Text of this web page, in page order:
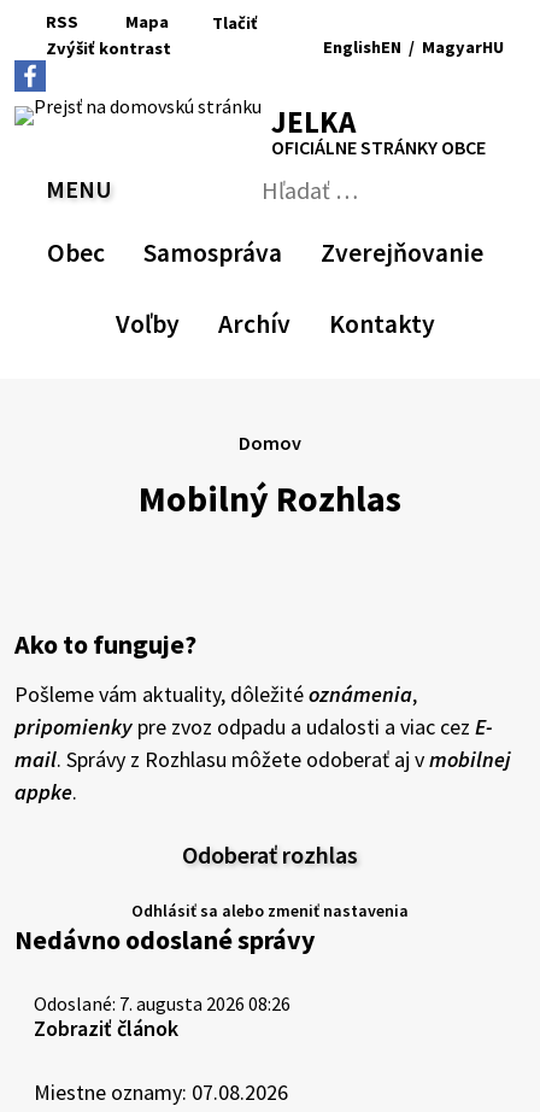
Preskočiť
obsah
RSS
RSS
Mapa
Mapa
Tlačiť
Zvýšiť kontrast
kontrast
veľkosťpôvodnú
veľkosť
písma
veľkosť
písma
EnglishEN
English
/ MagyarHU
Magyar
JELKA
OFICIÁLNE STRÁNKY OBCE
PREPNÚŤ
MENU
Obec Samospráva Zverejňovanie
Voľby Archív Kontakty
Hľadať:
formulár
Mobilný Rozhlas
Domov
Ako to funguje?
Pošleme vám aktuality, dôležitéoznámenia,
pripomienky pre zvoz odpadu a udalosti a viac cez E-
mail. Správy z Rozhlasu môžete odoberať aj vmobilnej
appke.
Odoberať rozhlas
Odhlásiť sa alebo zmeniť nastavenia
Nedávno odoslané správy
Odoslané: 7. augusta 2026 08:26
Zobraziť článok
Miestne oznamy: 07.08.2026